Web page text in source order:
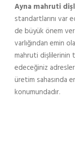
Ayna mahruti
standartlarını var
de büyük önem
varlığından emin
mahruti dişlilerinin
edeceğiniz
üretim sahasında
konumundadır.